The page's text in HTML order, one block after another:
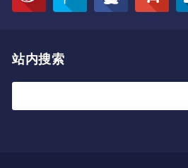
站内搜索